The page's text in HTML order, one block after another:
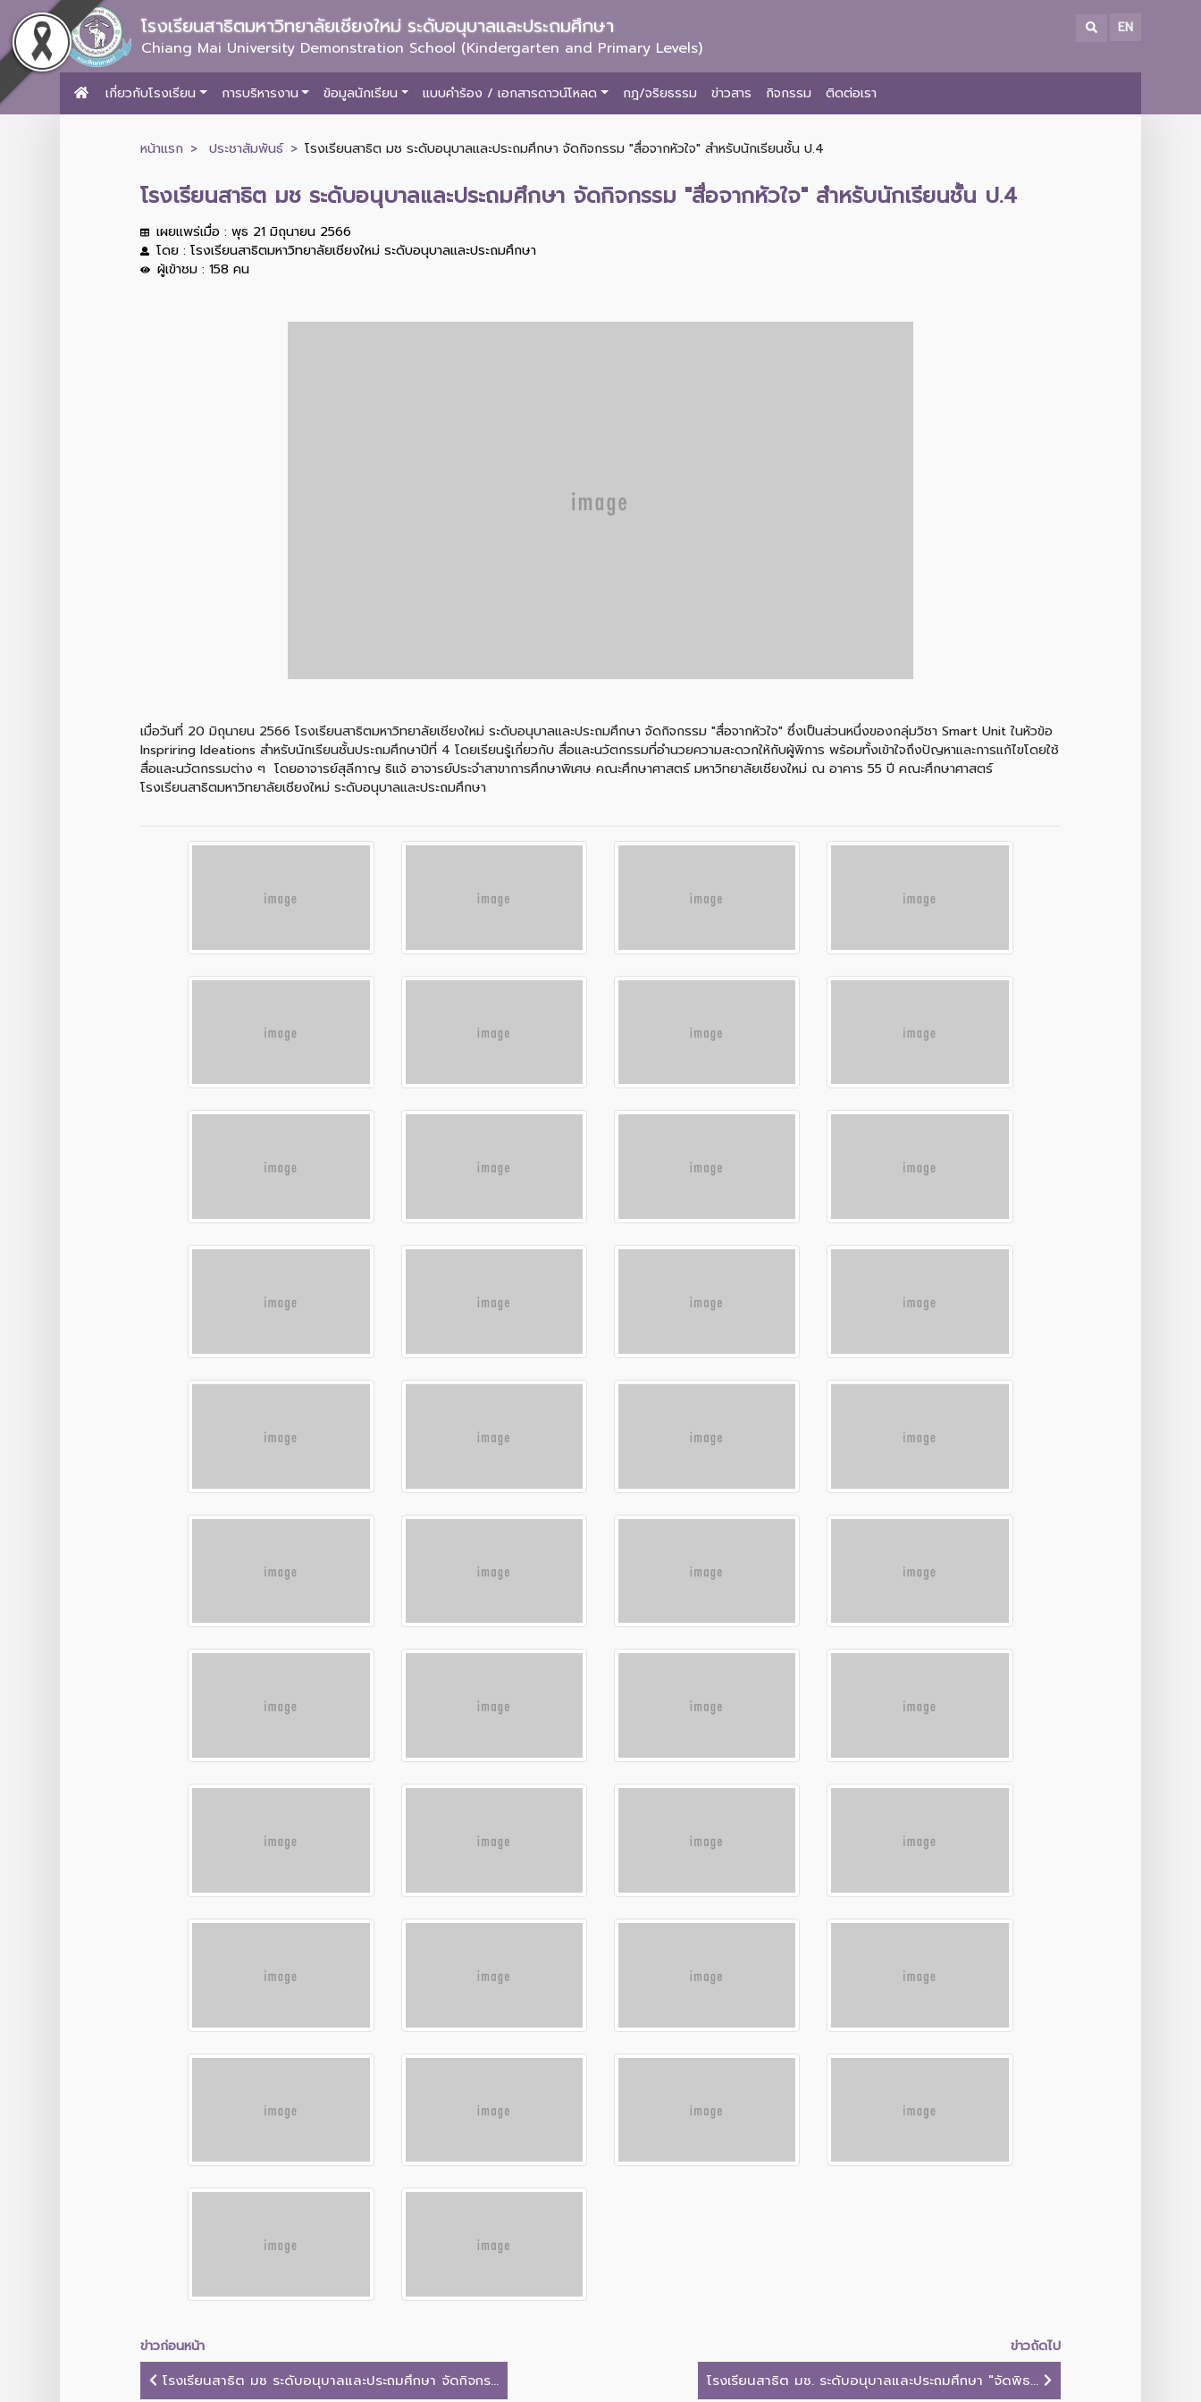
โรงเรียนสาธิตมหาวิทยาลัยเชียงใหม่ ระดับอนุบาลและประถมศึกษา
Chiang Mai University Demonstration School (Kindergarten and Primary Levels)
EN
เกี่ยวกับโรงเรียน การบริหารงาน ข้อมูลนักเรียน แบบคำร้อง / เอกสารดาวน์โหลด กฎ/จริยธรรม ข่าวสาร กิจกรรม ติดต่อเรา
หน้าแรก ประชาสัมพันธ์ โรงเรียนสาธิต มช ระดับอนุบาลและประถมศึกษา จัดกิจกรรม "สื่อจากหัวใจ" สำหรับนักเรียนชั้น ป.4
โรงเรียนสาธิต มช ระดับอนุบาลและประถมศึกษา จัดกิจกรรม "สื่อจากหัวใจ" สำหรับนักเรียนชั้น ป.4
เผยแพร่เมื่อ : พุธ 21 มิถุนายน 2566
โดย : โรงเรียนสาธิตมหาวิทยาลัยเชียงใหม่ ระดับอนุบาลและประถมศึกษา
ผู้เข้าชม : 158 คน
เมื่อวันที่ 20 มิถุนายน 2566 โรงเรียนสาธิตมหาวิทยาลัยเชียงใหม่ ระดับอนุบาลและประถมศึกษา จัดกิจกรรม "สื่อจากหัวใจ" ซึ่งเป็นส่วนหนึ่งของกลุ่มวิชา Smart Unit ในหัวข้อ
Inspriring Ideations สำหรับนักเรียนชั้นประถมศึกษาปีที่ 4 โดยเรียนรู้เกี่ยวกับ สื่อและนวัตกรรมที่อำนวยความสะดวกให้กับผู้พิการ พร้อมทั้งเข้าใจถึงปัญหาและการแก้ไขโดยใช้
สื่อและนวัตกรรมต่าง ๆ โดยอาจารย์สุลีกาญ ธิแจ้ อาจารย์ประจำสาขาการศึกษาพิเศษ คณะศึกษาศาสตร์ มหาวิทยาลัยเชียงใหม่ ณ อาคาร 55 ปี คณะศึกษาศาสตร์
โรงเรียนสาธิตมหาวิทยาลัยเชียงใหม่ ระดับอนุบาลและประถมศึกษา
ข่าวก่อนหน้า
ข่าวถัดไป
โรงเรียนสาธิต มช ระดับอนุบาลและประถมศึกษา จัดกิจกร...
โรงเรียนสาธิต มช. ระดับอนุบาลและประถมศึกษา "จัดพิธ...